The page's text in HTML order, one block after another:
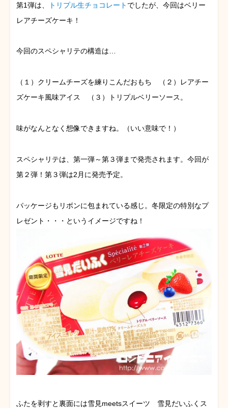
第1弾は、 トリプル生チョコレート でしたが、今回はベリー
レアチーズケーキ！
今回のスペシャリテの構造は…
（１）クリームチーズを練りこんだおもち （２）レアチー
ズケーキ風味アイス （３）トリプルベリーソース。
味がなんとなく想像できますね。（いい意味で！）
スペシャリテは、第一弾～第３弾まで発売されます。今回が
第２弾！第３弾は2月に発売予定。
パッケージもリボンに包まれている感じ。冬限定の特別なプ
レゼント・・・というイメージですね！
ふたを剥すと裏面には雪見meetsスイーツ 雪見だいふくス